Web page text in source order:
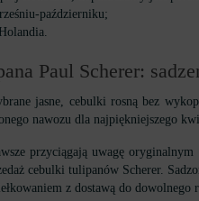
październiku;
Paul Scherer:
jasne, cebulki rosną bez
nawozu dla najpiękniejszego
przyciągają uwagę
cebulki tulipanów Scherer.
z dostawą do